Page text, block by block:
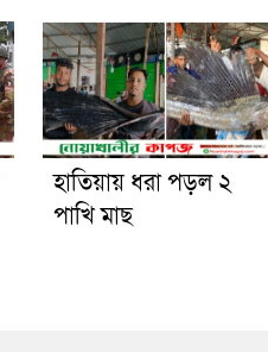
হাতিয়ায় ধরা পড়ল ২
পাখি মাছ